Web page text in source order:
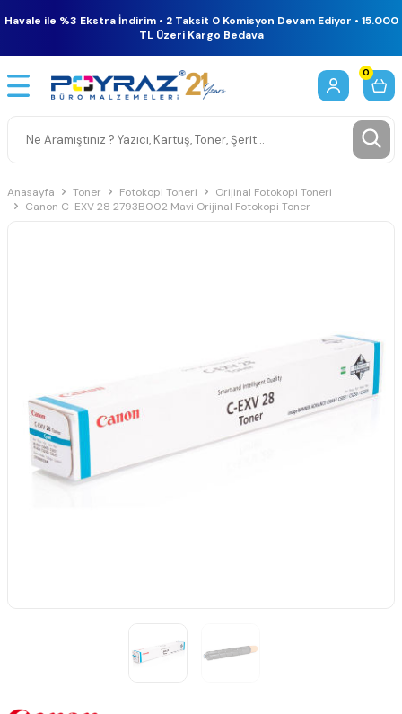
Havale ile %3 Ekstra İndirim • 2 Taksit 0 Komisyon Devam Ediyor • 15.000
TL Üzeri Kargo Bedava
0
Anasayfa Toner Fotokopi Toneri
Orijinal Fotokopi Toneri
Canon C-EXV 28 2793B002 Mavi Orijinal Fotokopi Toner